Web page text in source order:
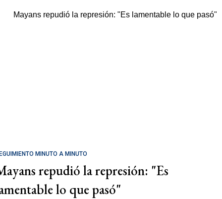
MINUTO A MINUTO
repudió la represión: "Es
lo que pasó"